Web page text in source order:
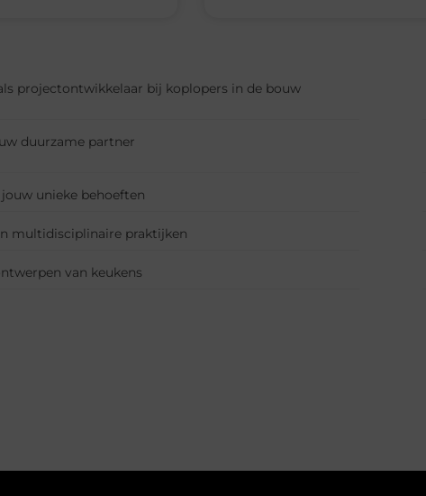
projectontwikkelaar bij koplopers in de bouw
duurzame partner
unieke behoeften
multidisciplinaire praktijken
van keukens